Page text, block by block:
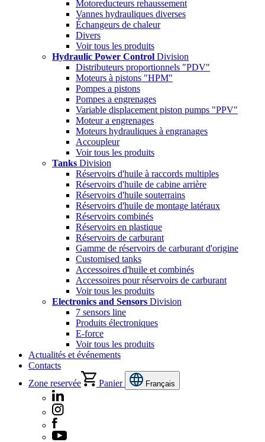
Motoreducteurs rehaussement
Vannes hydrauliques diverses
Échangeurs de chaleur
Divers
Voir tous les produits
Hydraulic Power Control Division
Distributeurs proportionnels "PDV"
Moteurs à pistons "HPM"
Pompes a pistons
Pompes a engrenages
Variable displacement piston pumps "PPV"
Moteur a engrenages
Moteurs hydrauliques à engranages
Accoupleur
Voir tous les produits
Tanks Division
Réservoirs d'huile à raccords multiples
Réservoirs d'huile de cabine arrière
Réservoirs d'huile souterrains
Réservoirs d'huile de montage latéraux
Réservoirs combinés
Réservoirs en plastique
Réservoirs de carburant
Gamme de réservoirs de carburant d'origine
Customised tanks
Accessoires d'huile et combinés
Accessoires pour réservoirs de carburant
Voir tous les produits
Electronics and Sensors Division
7 sensors line
Produits électroniques
E-force
Voir tous les produits
Actualités et événements
Contacts
Zone reservée
Panier Français